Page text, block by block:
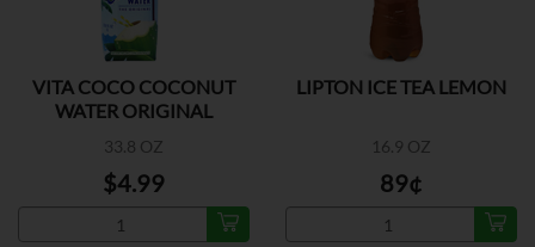
VITA COCO COCONUT
WATER ORIGINAL
33.8 OZ
$4.99
LIPTON ICE TEA LEMON
16.9 OZ
89¢